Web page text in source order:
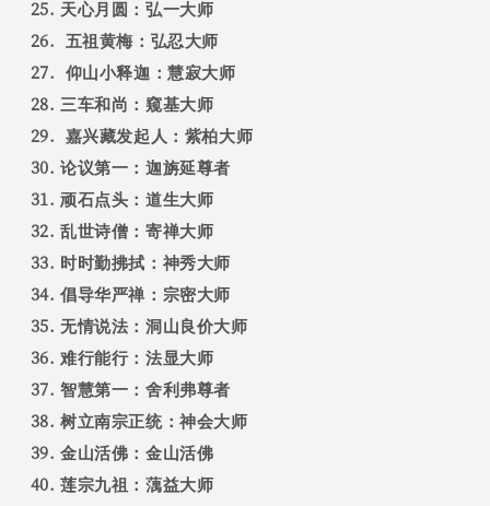
天心月圆：弘一大师
五祖黄梅：弘忍大师
仰山小释迦：慧寂大师
三车和尚：窥基大师
嘉兴藏发起人：紫柏大师
论议第一：迦旃延尊者
顽石点头：道生大师
乱世诗僧：寄禅大师
时时勤拂拭：神秀大师
倡导华严禅：宗密大师
无情说法：洞山良价大师
难行能行：法显大师
智慧第一：舍利弗尊者
树立南宗正统：神会大师
金山活佛：金山活佛
莲宗九祖：蕅益大师